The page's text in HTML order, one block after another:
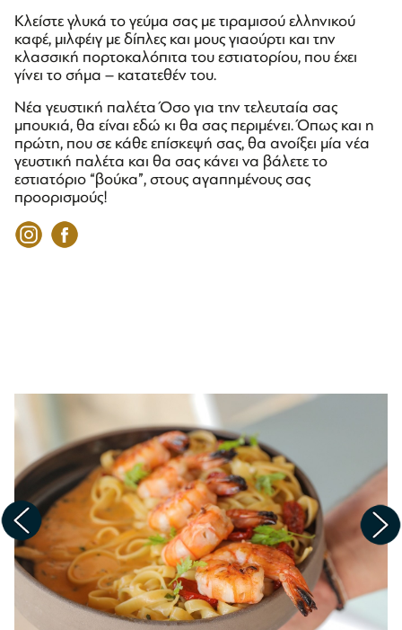
Κλείστε γλυκά το γεύμα σας με τιραμισού ελληνικού
καφέ, μιλφέιγ με δίπλες και μους γιαούρτι και την
κλασσική πορτοκαλόπιτα του εστιατορίου, που έχει
γίνει το σήμα – κατατεθέν του.
Νέα γευστική παλέτα Όσο για την τελευταία σας
μπουκιά, θα είναι εδώ κι θα σας περιμένει. Όπως και η
πρώτη, που σε κάθε επίσκεψή σας, θα ανοίξει μία νέα
γευστική παλέτα και θα σας κάνει να βάλετε το
εστιατόριο “βούκα”, στους αγαπημένους σας
προορισμούς!